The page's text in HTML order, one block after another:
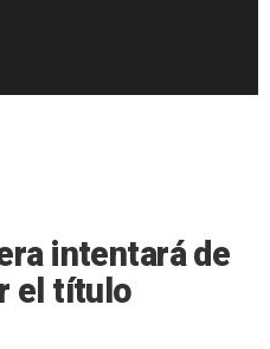
intentará de
el título